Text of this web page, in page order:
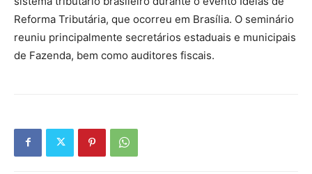
Reforma Tributária, que ocorreu em Brasília. O seminário
reuniu principalmente secretários estaduais e municipais
de Fazenda, bem como auditores fiscais.